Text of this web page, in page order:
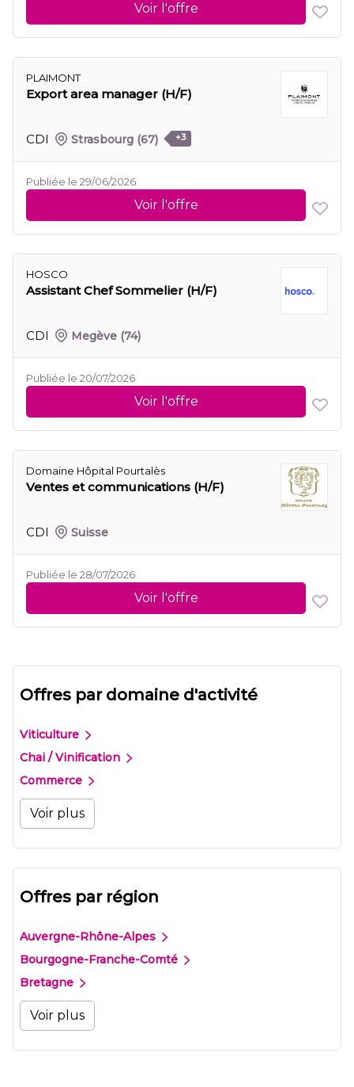
Voir l'offre
PLAIMONT
Export area manager (H/F)
CDI Strasbourg (67) +3
Publiée le 29/06/2026
Voir l'offre
HOSCO
Assistant Chef Sommelier (H/F)
CDI Megève (74)
Publiée le 20/07/2026
Voir l'offre
Domaine Hôpital Pourtalès
Ventes et communications (H/F)
CDI Suisse
Publiée le 28/07/2026
Voir l'offre
Offres par domaine d'activité
Viticulture
Chai / Vinification
Commerce
Voir plus
Offres par région
Auvergne-Rhône-Alpes
Bourgogne-Franche-Comté
Bretagne
Voir plus